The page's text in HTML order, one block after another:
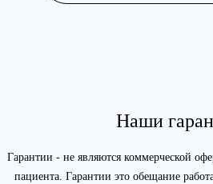
Наши
Гарантии - не являются коммерческой
пациента. Гарантии это обещание